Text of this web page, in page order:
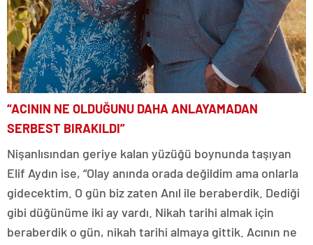
“ACININ NE OLDUĞUNU DAHA ANLAYAMADAN
SERBEST BIRAKILDI”
Nişanlısından geriye kalan yüzüğü boynunda taşıyan
Elif Aydın ise, “Olay anında orada değildim ama onlarla
gidecektim. O gün biz zaten Anıl ile beraberdik. Dediği
gibi düğünüme iki ay vardı. Nikah tarihi almak için
beraberdik o gün, nikah tarihi almaya gittik. Acının ne